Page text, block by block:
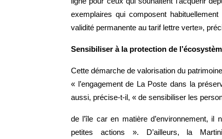
exemplaires qui composent
validité permanente au tarif lettre verte»,
Sensibiliser à la protection de
Cette démarche de valorisation du
« l’engagement de La Poste dans la
aussi, précise-t-il, « de sensibiliser les
de l’île car en matière d’environnement, il
petites actions ». D’ailleurs, la